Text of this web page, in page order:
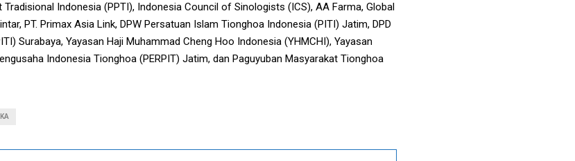
Indonesia (PPTI), Indonesia Council of Sinologists (ICS), AA Farma, Global
PT. Primax Asia Link, DPW Persatuan Islam Tionghoa Indonesia (PITI) Jatim, DPD
Surabaya, Yayasan Haji Muhammad Cheng Hoo Indonesia (YHMCHI), Yayasan
Indonesia Tionghoa (PERPIT) Jatim, dan Paguyuban Masyarakat Tionghoa